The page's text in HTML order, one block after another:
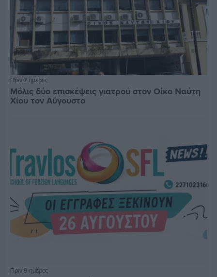
Πριν 7 ημέρες
Μόλις δύο επισκέψεις γιατρού στον Οίκο Ναύτη
Χίου τον Αύγουστο
Πριν 9 ημέρες